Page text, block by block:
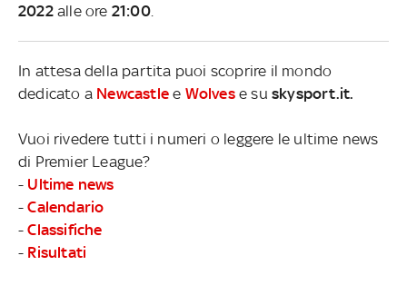
2022alle ore 21:00.
In attesa della partita puoi scoprire il mondo
dedicato a Newcastle e Wolvese suskysport.it.
Vuoi rivedere tutti i numeri o leggere le ultime news
di Premier League?
- Ultime news
-Calendario
-Classifiche
- Risultati